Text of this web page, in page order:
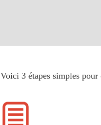
Voici 3 étapes simples